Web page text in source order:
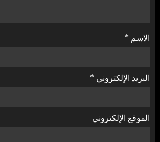
الاسم *
البريد الإلكتروني *
الموقع الإلكتروني